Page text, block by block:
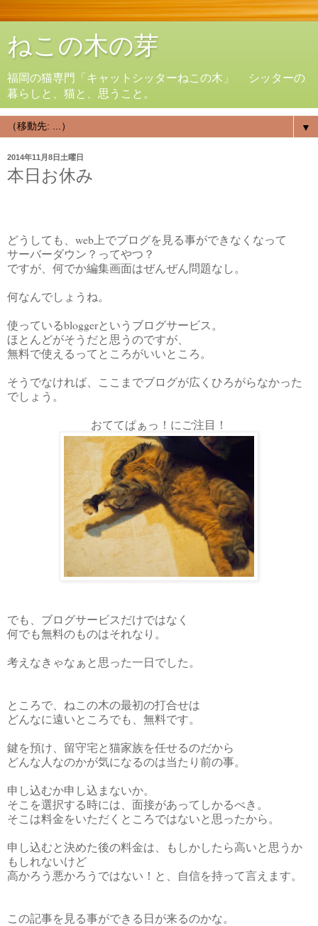
ねこの木の芽
福岡の猫専門「キャットシッターねこの木」 シッターの
暮らしと、猫と、思うこと。
▼
2014年11月8日土曜日
本日お休み
どうしても、web上でブログを見る事ができなくなって
サーバーダウン？ってやつ？
ですが、何でか編集画面はぜんぜん問題なし。
何なんでしょうね。
使っているbloggerというブログサービス。
ほとんどがそうだと思うのですが、
無料で使えるってところがいいところ。
そうでなければ、ここまでブログが広くひろがらなかった
でしょう。
おててぱぁっ！にご注目！
でも、ブログサービスだけではなく
何でも無料のものはそれなり。
考えなきゃなぁと思った一日でした。
ところで、ねこの木の最初の打合せは
どんなに遠いところでも、無料です。
鍵を預け、留守宅と猫家族を任せるのだから
どんな人なのかが気になるのは当たり前の事。
申し込むか申し込まないか。
そこを選択する時には、面接があってしかるべき。
そこは料金をいただくところではないと思ったから。
申し込むと決めた後の料金は、もしかしたら高いと思うか
もしれないけど
高かろう悪かろうではない！と、自信を持って言えます。
この記事を見る事ができる日が来るのかな。